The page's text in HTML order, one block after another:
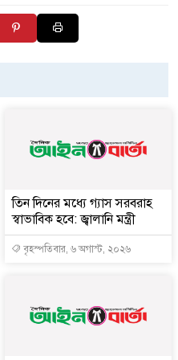
তিন দিনের মধ্যে গ্যাস সরবরাহ
স্বাভাবিক হবে: জ্বালানি মন্ত্রী
বৃহস্পতিবার, ৬ অগাস্ট, ২০২৬